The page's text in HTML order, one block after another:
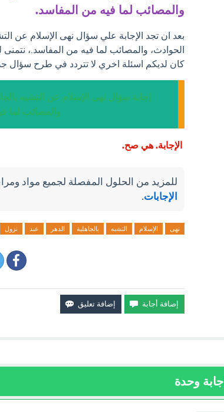
والمصائب لما فيه من المفاسد.
بعد ان تجد الإجابة علي سؤال نهى الإسلام عن
الحوادث، والمصائب لما فيه من المفاسد.،
كان لديكم اسئلة اخري لا تتردد في طرح سؤال
إجابة سؤال نهى الإسلام عن التشبه
والمصائب لما
الإجابة. هي صح.
للمزيد من الحلول المفصلة لجميع مواد
الإجابات.
نهى الإسلام التشبه بالجاهلية الدهر عند نزول
إجابة وحدة